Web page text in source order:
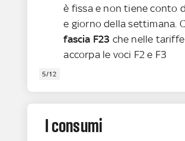
è fissa e non tiene conto
e giorno della settimana.
fascia F23 che nelle
accorpa le voci F2 e F3
5/12
I consumi